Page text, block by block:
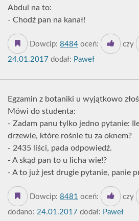
Abdul na to:
- Chodź pan na kanał!
Dowcip: 8484 oceń: czy
24.01.2017 dodał: Paweł
Egzamin z botaniki u wyjątkowo
Mówi do studenta:
- Zadam panu tylko jedno pytanie:
drzewie, które rośnie tu za oknem?
- 2435 liści, pada odpowiedź.
- A skąd pan to u licha wie!?
- A to już jest drugie pytanie, panie
Dowcip: 8481 oceń: czy
dodano: 24.01.2017 dodał: Paweł